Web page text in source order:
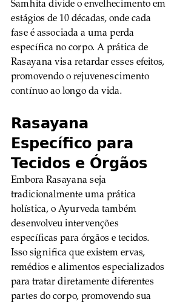
Samhita divide o envelhecimento em
estágios de 10 décadas, onde cada
fase é associada a uma perda
específica no corpo. A prática de
Rasayana visa retardar esses efeitos,
promovendo o rejuvenescimento
contínuo ao longo da vida.
Rasayana
Específico para
Tecidos e Órgãos
Embora Rasayana seja
tradicionalmente uma prática
holística, o Ayurveda também
desenvolveu intervenções
específicas para órgãos e tecidos.
Isso significa que existem ervas,
remédios e alimentos especializados
para tratar diretamente diferentes
partes do corpo, promovendo sua